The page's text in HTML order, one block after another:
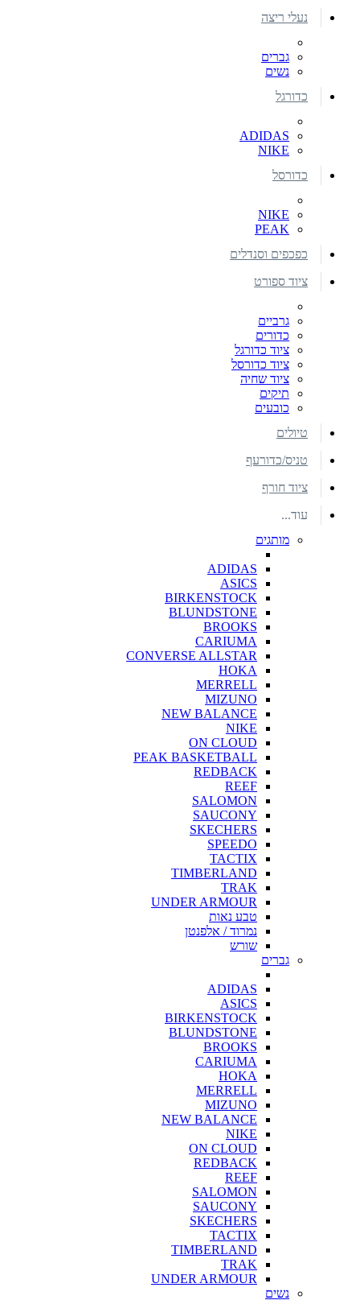
נעלי ריצה
גברים
נשים
כדורגל
ADIDAS
NIKE
כדורסל
NIKE
PEAK
כפכפים וסנדלים
ציוד ספורט
גרביים
כדורים
ציוד כדורגל
ציוד כדורסל
ציוד שחיה
תיקים
כובעים
טיולים
טניס/כדורעף
ציוד חורף
עוד...
מותגים
ADIDAS
ASICS
BIRKENSTOCK
BLUNDSTONE
BROOKS
CARIUMA
CONVERSE ALLSTAR
HOKA
MERRELL
MIZUNO
NEW BALANCE
NIKE
ON CLOUD
PEAK BASKETBALL
REDBACK
REEF
SALOMON
SAUCONY
SKECHERS
SPEEDO
TACTIX
TIMBERLAND
TRAK
UNDER ARMOUR
טבע נאות
נמרוד / אלפנטן
שורש
גברים
ADIDAS
ASICS
BIRKENSTOCK
BLUNDSTONE
BROOKS
CARIUMA
HOKA
MERRELL
MIZUNO
NEW BALANCE
NIKE
ON CLOUD
REDBACK
REEF
SALOMON
SAUCONY
SKECHERS
TACTIX
TIMBERLAND
TRAK
UNDER ARMOUR
נשים